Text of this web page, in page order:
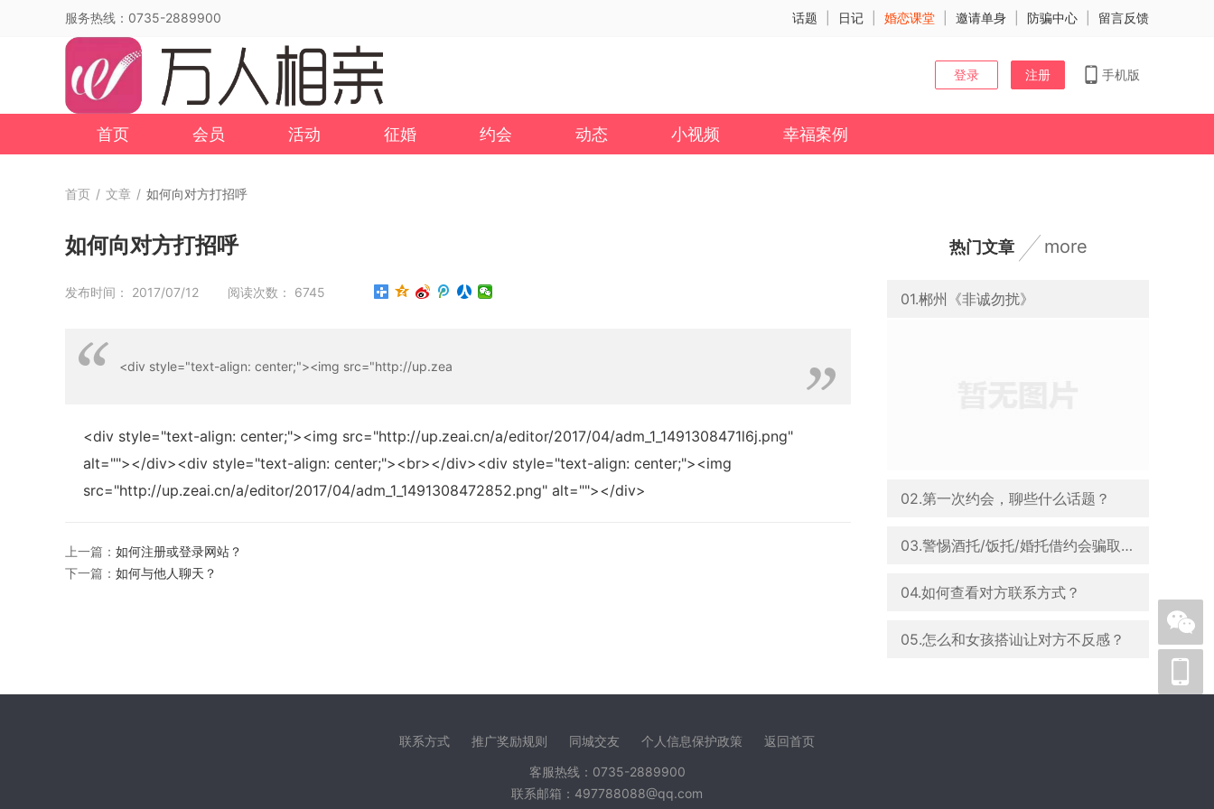
服务热线：0735-2889900 话题 日记 婚恋课堂 邀请单身 防骗中心 留言反馈
登录 注册 手机版
首页 会员 活动 征婚 约会 动态 小视频 幸福案例
首页 / 文章 / 如何向对方打招呼
如何向对方打招呼
发布时间： 2017/07/12 阅读次数： 6745
<div style="text-align: center;"><img src="http://up.zea
<div style="text-align: center;"><img src="http://up.zeai.cn/a/editor/2017/04/adm_1_1491308471l6j.png"
alt=""></div><div style="text-align: center;"><br></div><div style="text-align: center;"><img
src="http://up.zeai.cn/a/editor/2017/04/adm_1_1491308472852.png" alt=""></div>
上一篇： 如何注册或登录网站？
下一篇： 如何与他人聊天？
热门文章 more
01.郴州《非诚勿扰》
02.第一次约会，聊些什么话题？
03.警惕酒托/饭托/婚托借约会骗取消费
04.如何查看对方联系方式？
05.怎么和女孩搭讪让对方不反感？
联系方式 推广奖励规则 同城交友 个人信息保护政策
返回首页
客服热线：0735-2889900
联系邮箱：497788088@qq.com